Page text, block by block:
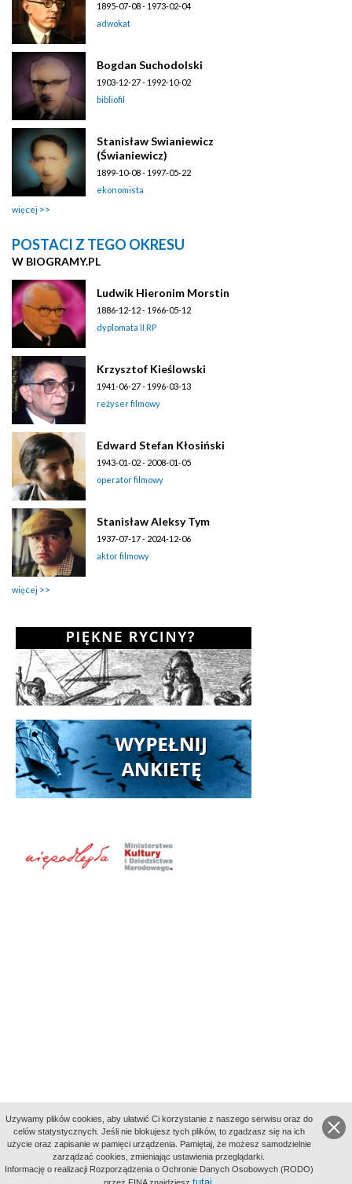
1895-07-08 - 1973-02-04
adwokat
Bogdan Suchodolski
1903-12-27 - 1992-10-02
bibliofil
Stanisław Swianiewicz
(Świaniewicz)
1899-10-08 - 1997-05-22
ekonomista
więcej
POSTACI Z TEGO OKRESU
W BIOGRAMY.PL
Ludwik Hieronim Morstin
1886-12-12 - 1966-05-12
dyplomata II RP
Krzysztof Kieślowski
1941-06-27 - 1996-03-13
reżyser filmowy
Edward Stefan Kłosiński
1943-01-02 - 2008-01-05
operator filmowy
Stanisław Aleksy Tym
1937-07-17 - 2024-12-06
aktor filmowy
więcej
aktywności
Uzywamy plików cookies, aby ułatwić Ci korzystanie z naszego serwisu oraz do
celów statystycznych. Jeśli nie blokujesz tych plików, to zgadzasz się na ich
użycie oraz zapisanie w pamięci urządzenia. Pamiętaj, że możesz samodzielnie
zarządzać cookies, zmieniając ustawienia przeglądarki.
Informację o realizacji Rozporządzenia o Ochronie Danych Osobowych (RODO)